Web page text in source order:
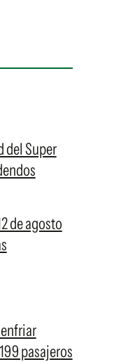
del Super
de agosto
pasajeros